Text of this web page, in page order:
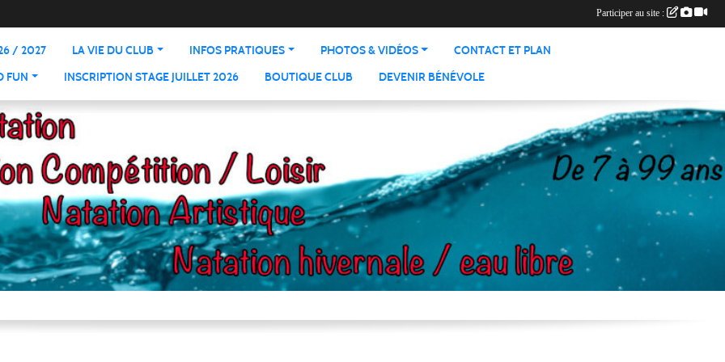
/ 2027 LA VIE DU CLUB INFOS PRATIQUES PHOTOS & VIDÉOS
CONTACT ET PLAN
FUN
INSCRIPTION STAGE JUILLET 2026 BOUTIQUE CLUB DEVENIR BÉNÉVOLE
Participer au site :